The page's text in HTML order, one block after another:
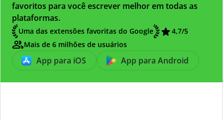
favoritos para você escrever melhor em todas as
plataformas.
Uma das extensões favoritas do Google 4,7/5
Mais de 6 milhões de usuários
App para iOS App para Android